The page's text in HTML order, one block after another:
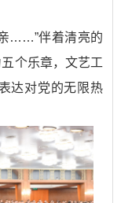
……”伴着清亮的
个乐章，文艺工
达对党的无限热